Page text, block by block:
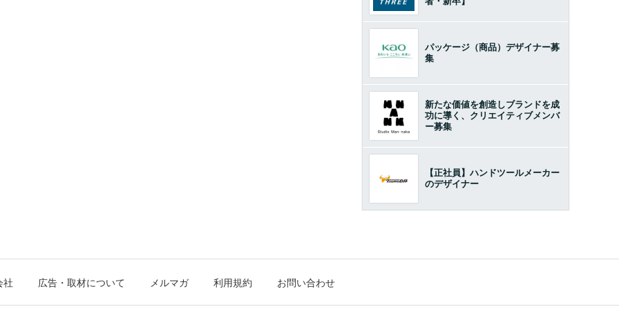
パッケージ（商品）デザイナー募
集
新たな価値を創造しブランドを成
功に導く、クリエイティブメンバ
ー募集
【正社員】ハンドツールメーカー
のデザイナー
社 広告・取材について メルマガ 利用規約 お問い合わせ